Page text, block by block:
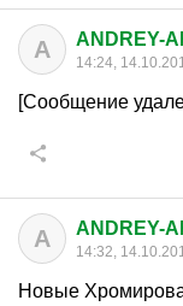
A ANDREY-
14:24,
[Сообщение
A ANDREY-
14:32,
Новые